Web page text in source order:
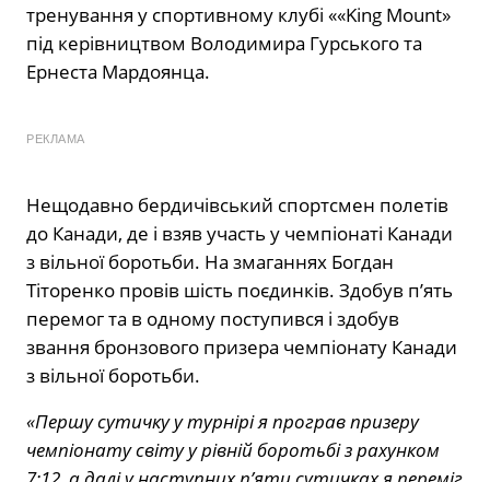
тренування у спортивному клубі ««King Mount»
під керівництвом Володимира Гурського та
Ернеста Мардоянца.
РЕКЛАМА
Нещодавно бердичівський спортсмен полетів
до Канади, де і взяв участь у чемпіонаті Канади
з вільної боротьби. На змаганнях Богдан
Тіторенко провів шість поєдинків. Здобув п’ять
перемог та в одному поступився і здобув
звання бронзового призера чемпіонату Канади
з вільної боротьби.
«Першу сутичку у турнірі я програв призеру
чемпіонату світу у рівній боротьбі з рахунком